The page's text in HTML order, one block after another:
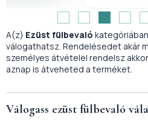
A(z) Ezüst fülbevaló
válogathatsz. Rendelésedet akár
személyes átvételel rendelsz
aznap is átveheted a terméket.
Válogass ezüst fülbevaló